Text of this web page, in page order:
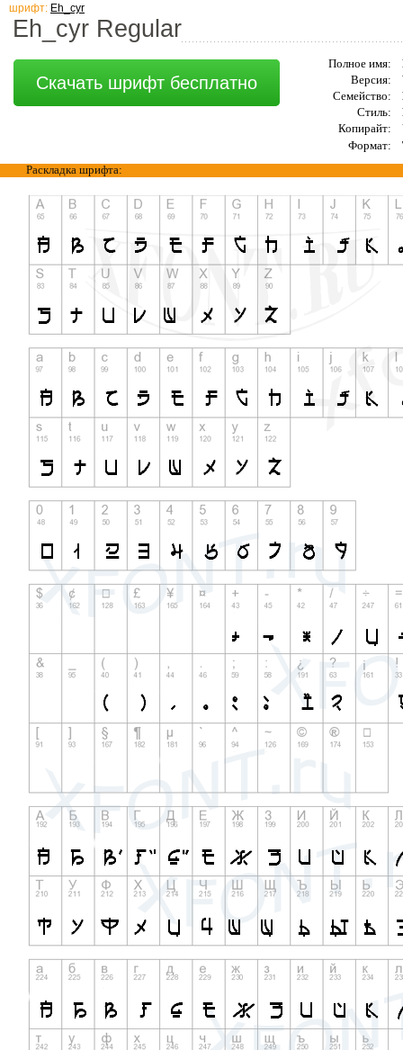
шрифт: Eh_cyr
Eh_cyr Regular
Скачать шрифт бесплатно
Полное имя:
Версия:
Семейство:
Стиль:
Копирайт:
Формат:
Раскладка шрифта: